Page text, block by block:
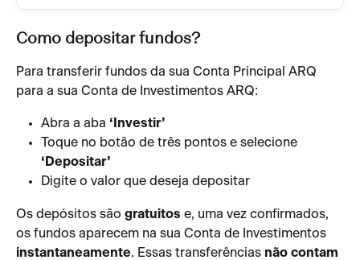
Como depositar fundos?
Para transferir fundos da sua Conta Principal ARQ
para a sua Conta de Investimentos ARQ:
Abra a aba ‘Investir’
Toque no botão de três pontos e selecione
‘Depositar’
Digite o valor que deseja depositar
Os depósitos são gratuitos e, uma vez confirmados,
os fundos aparecem na sua Conta de Investimentos
instantaneamente. Essas transferências não contam